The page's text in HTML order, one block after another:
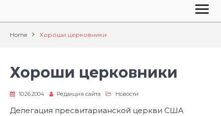
Home Хороши церковники
Хороши церковники
10.26.2004 Редакция сайта Новости
Делегация пресвитарианской церкви США